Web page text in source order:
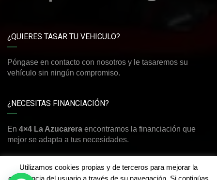
¿QUIERES TASAR TU VEHICULO?
Póngase en contacto con nosotros y le tasaremos su
vehículo sin ningún compromiso.
¿NECESITAS FINANCIACIÓN?
En 4×4 La Azucarera encontramos la financiación que
mejor se adapta a tus necesidades.
Utilizamos cookies propias y de terceros para mejorar la
experiencia del usuario a través de su navegación. Si continúas